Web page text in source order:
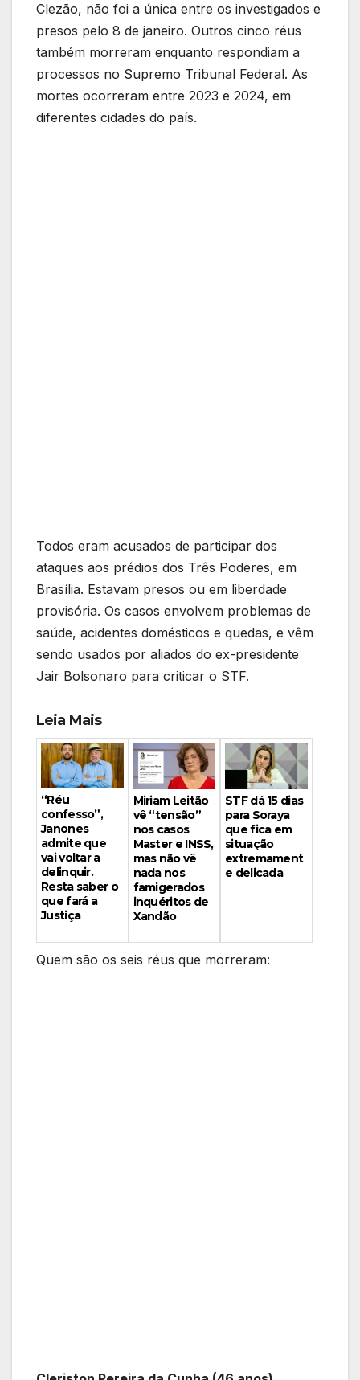
Clezão, não foi a única entre os investigados e
presos pelo 8 de janeiro. Outros cinco réus
também morreram enquanto respondiam a
processos no Supremo Tribunal Federal. As
mortes ocorreram entre 2023 e 2024, em
diferentes cidades do país.
Todos eram acusados de participar dos
ataques aos prédios dos Três Poderes, em
Brasília. Estavam presos ou em liberdade
provisória. Os casos envolvem problemas de
saúde, acidentes domésticos e quedas, e vêm
sendo usados por aliados do ex-presidente
Jair Bolsonaro para criticar o STF.
Leia Mais
“Réu
confesso”,
Janones
admite que
vai voltar a
delinquir.
Resta saber o
que fará a
Justiça
Miriam Leitão
vê “tensão”
nos casos
Master e INSS,
mas não vê
nada nos
famigerados
inquéritos de
Xandão
STF dá 15 dias
para Soraya
que fica em
situação
extremament
e delicada
Quem são os seis réus que morreram: